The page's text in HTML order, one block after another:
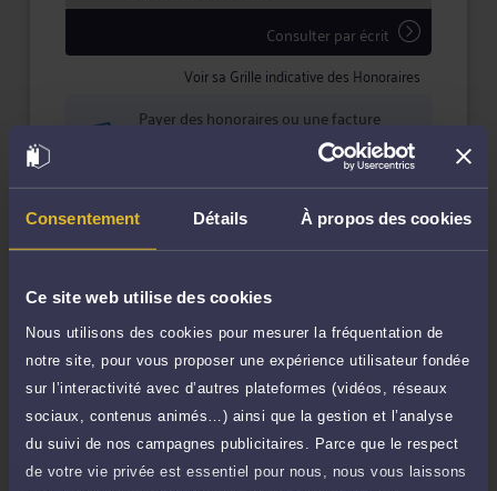
Consentement Détails À propos des cookies
Ce site web utilise des cookies
Nous utilisons des cookies pour mesurer la fréquentation de
notre site, pour vous proposer une expérience utilisateur fondée
sur l’interactivité avec d’autres plateformes (vidéos, réseaux
sociaux, contenus animés…) ainsi que la gestion et l’analyse
du suivi de nos campagnes publicitaires. Parce que le respect
de votre vie privée est essentiel pour nous, nous vous laissons
Consulter par écrit
Voir sa Grille indicative des Honoraires
Payer des honoraires ou une facture
Vous souhaitez payer une facture ou des
honoraires à l’avocat par Carte Bancaire.
Payer
Compétences
Droit de la famille, des personnes et de leur patrimoine
Procédure civile